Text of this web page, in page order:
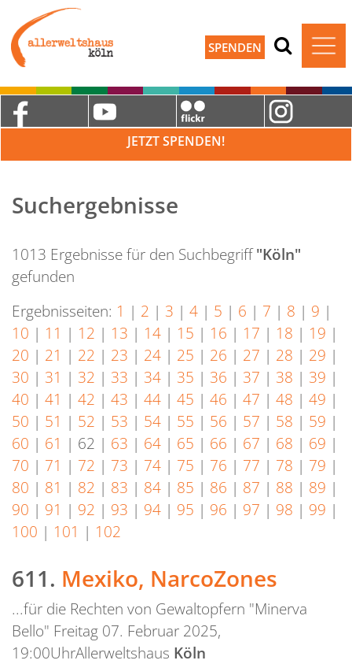
SPENDEN
JETZT SPENDEN!
Suchergebnisse
1013 Ergebnisse für den Suchbegriff"Köln"
gefunden
Ergebnisseiten: 1 | 2 | 3 | 4 | 5 | 6 | 7 | 8 | 9 |
10 | 11 | 12 | 13 | 14 | 15 | 16 | 17 | 18 | 19 |
20 | 21 | 22 | 23 | 24 | 25 | 26 | 27 | 28 | 29 |
30 | 31 | 32 | 33 | 34 | 35 | 36 | 37 | 38 | 39 |
40 | 41 | 42 | 43 | 44 | 45 | 46 | 47 | 48 | 49 |
50 | 51 | 52 | 53 | 54 | 55 | 56 | 57 | 58 | 59 |
60 | 61 | 62 | 63 | 64 | 65 | 66 | 67 | 68 | 69 |
70 | 71 | 72 | 73 | 74 | 75 | 76 | 77 | 78 | 79 |
80 | 81 | 82 | 83 | 84 | 85 | 86 | 87 | 88 | 89 |
90 | 91 | 92 | 93 | 94 | 95 | 96 | 97 | 98 | 99 |
100 | 101 | 102
611. Mexiko, NarcoZones
...für die Rechten von Gewaltopfern "Minerva
Bello" Freitag 07. Februar 2025,
19:00UhrAllerweltshaus Köln